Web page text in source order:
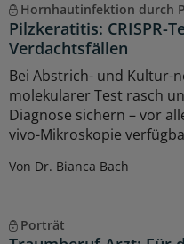
Hornhautinfektion durch
Pilzkeratitis: CRISPR-
Verdachtsfällen
Bei Abstrich- und Kultur-
molekularer Test rasch
Diagnose sichern – vor
vivo-Mikroskopie
Von Dr. Bianca Bach
Porträt